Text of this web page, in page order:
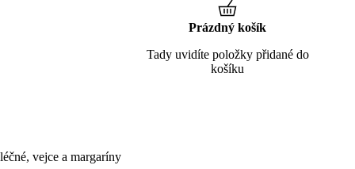
vejce a margaríny
Prázdný košík
Tady uvidíte položky přidané do
košíku